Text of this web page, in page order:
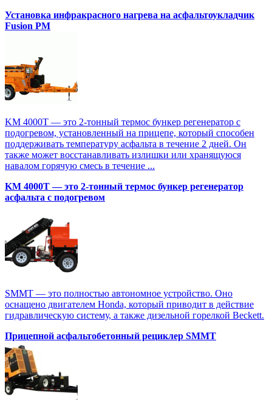
Установка инфракрасного нагрева на асфальтоукладчик
Fusion PM
KM 4000T — это 2-тонный термос бункер регенератор с
подогревом, установленный на прицепе, который способен
поддерживать температуру асфальта в течение 2 дней. Он
также может восстанавливать излишки или хранящуюся
навалом горячую смесь в течение ...
KM 4000T — это 2-тонный термос бункер регенератор
асфальта с подогревом
SMMT — это полностью автономное устройство. Оно
оснащено двигателем Honda, который приводит в действие
гидравлическую систему, а также дизельной горелкой Beckett.
Прицепной асфальтобетонный рециклер SMMT